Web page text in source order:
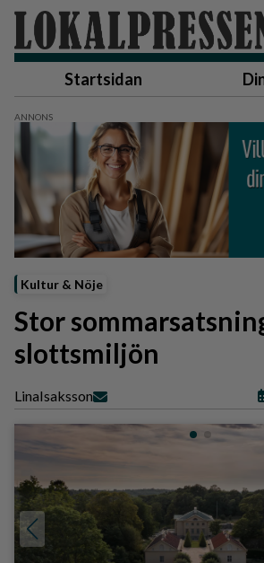
Startsidan
Kultur & Nöje
Stor
slottsmiljön
LinaIsaksson